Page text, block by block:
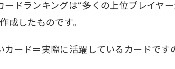
ドランキングは“多くの上位プレイヤ
成したものです。
カード＝実際に活躍しているカードです